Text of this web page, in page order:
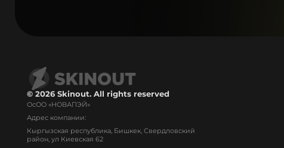
© 2026 Skinout. All rights reserved
ОсОО «НОВАПЭЙ»
Адрес компании:
Кыргызская республика, Бишкек, Свердловский
район, ул Киевская 62